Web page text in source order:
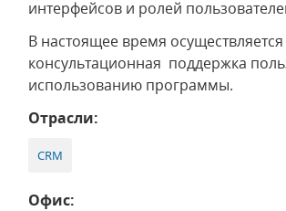
интерфейсов и ролей
В настоящее время осуществляется
консультационная поддержка
использованию программы.
Отрасли:
CRM
Офис: